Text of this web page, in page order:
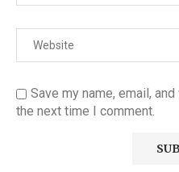
Save my name, email,
the next time I comment.